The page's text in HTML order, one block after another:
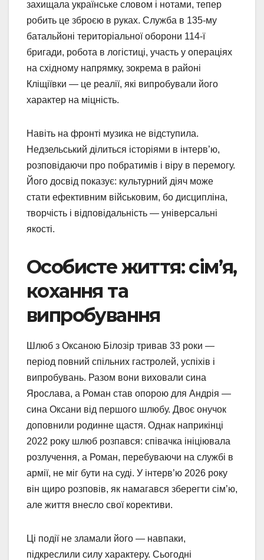
захищала українське словом і нотами, тепер
робить це зброєю в руках. Служба в 135-му
батальйоні територіальної оборони 114-ї
бригади, робота в логістиці, участь у операціях
на східному напрямку, зокрема в районі
Кліщіївки — це реалії, які випробували його
характер на міцність.
Навіть на фронті музика не відступила.
Недзельський ділиться історіями в інтерв’ю,
розповідаючи про побратимів і віру в перемогу.
Його досвід показує: культурний діяч може
стати ефективним військовим, бо дисципліна,
творчість і відповідальність — універсальні
якості.
Особисте життя: сім’я,
кохання та
випробування
Шлюб з Оксаною Білозір тривав 33 роки —
період повний спільних гастролей, успіхів і
випробувань. Разом вони виховали сина
Ярослава, а Роман став опорою для Андрія —
сина Оксани від першого шлюбу. Двоє онучок
доповнили родинне щастя. Однак наприкінці
2022 року шлюб розпався: співачка ініціювала
розлучення, а Роман, перебуваючи на службі в
армії, не міг бути на суді. У інтерв’ю 2026 року
він щиро розповів, як намагався зберегти сім’ю,
але життя внесло свої корективи.
Ці події не зламали його — навпаки,
підкреслили силу характеру. Сьогодні